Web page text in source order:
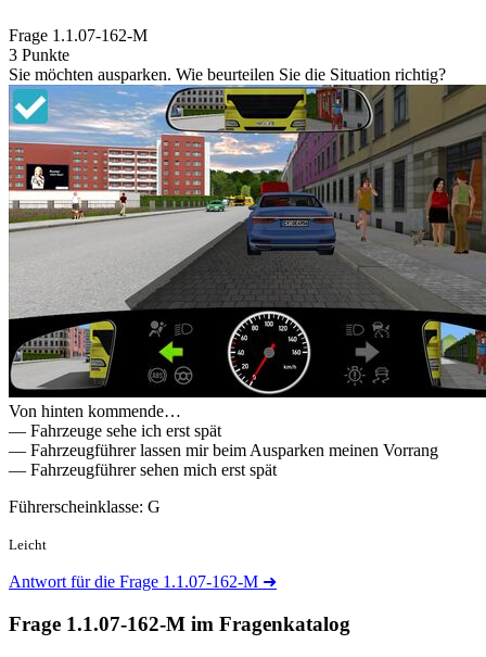
Frage 1.1.07-162-M
3 Punkte
Sie möchten ausparken. Wie beurteilen Sie die Situation richtig?
Von hinten kommende…
— Fahrzeuge sehe ich erst spät
— Fahrzeugführer lassen mir beim Ausparken meinen Vorrang
— Fahrzeugführer sehen mich erst spät
Führerscheinklasse: G
Leicht
Antwort für die Frage 1.1.07-162-M ➜
Frage 1.1.07-162-M im Fragenkatalog